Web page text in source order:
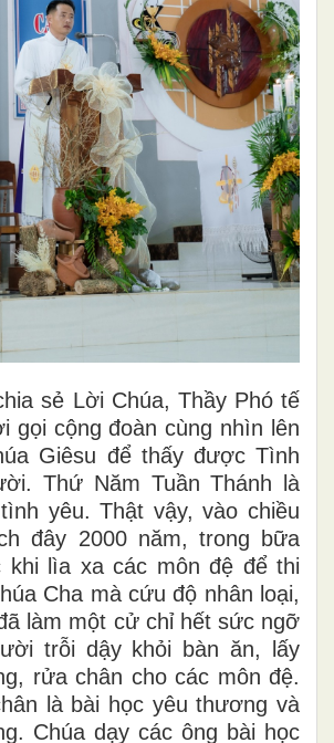
sẻ Lời Chúa, Thầy Phó tế
gọi cộng đoàn cùng nhìn lên
Giêsu để thấy được Tình
Thứ Năm Tuần Thánh là
yêu. Thật vậy, vào chiều
đây 2000 năm, trong bữa
khi lìa xa các môn đệ để thi
Cha mà cứu độ nhân loại,
làm một cử chỉ hết sức ngỡ
trỗi dậy khỏi bàn ăn, lấy
rửa chân cho các môn đệ.
là bài học yêu thương và
Chúa dạy các ông bài học